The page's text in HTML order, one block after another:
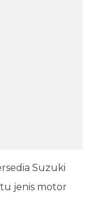
Suzuki
jenis motor